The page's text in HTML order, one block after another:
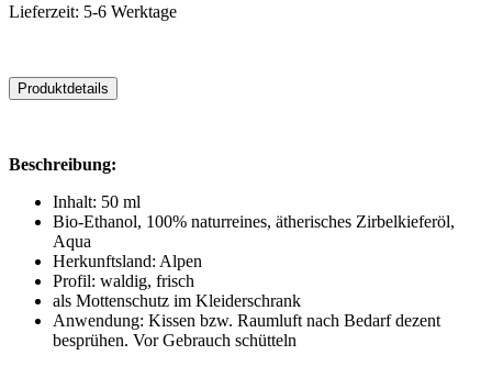
Lieferzeit: 5-6 Werktage
Produktdetails
Beschreibung:
Inhalt: 50 ml
Bio-Ethanol, 100% naturreines, ätherisches Zirbelkieferöl,
Aqua
Herkunftsland: Alpen
Profil: waldig, frisch
als Mottenschutz im Kleiderschrank
Anwendung: Kissen bzw. Raumluft nach Bedarf dezent
besprühen. Vor Gebrauch schütteln